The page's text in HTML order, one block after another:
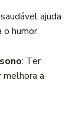
ajuda
humor.
: Ter
melhora a